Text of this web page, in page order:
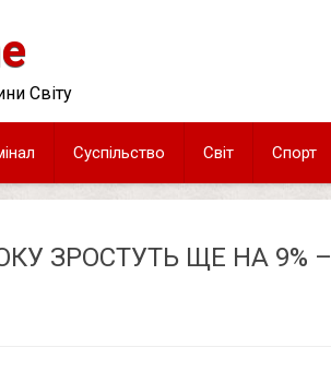
Світу
Суспільство Світ Спорт
ЗРОСТУТЬ ЩЕ НА 9% –